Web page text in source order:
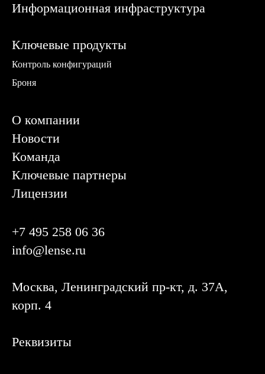
Информационная инфраструктура
Ключевые продукты
Контроль конфигураций
Броня
О компании
Новости
Команда
Ключевые партнеры
Лицензии
+7 495 258 06 36
info@lense.ru
Москва, Ленинградский пр-кт, д. 37А,
корп. 4
Реквизиты